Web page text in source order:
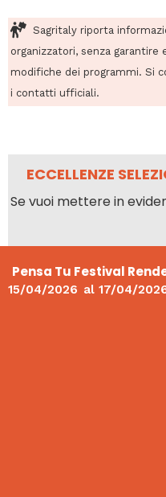
Sagritaly riporta
organizzatori, senza garantire
modifiche dei programmi. Si
i contatti ufficiali.
ECCELLENZE
Se vuoi mettere in
Pensa Tu Festival
15/04/2026 al 17/04/